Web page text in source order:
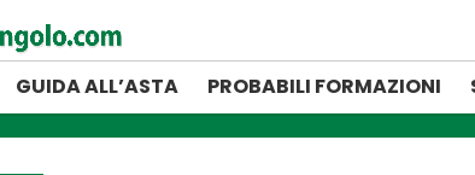
GUIDA ALL’ASTA PROBABILI FORMAZIONI